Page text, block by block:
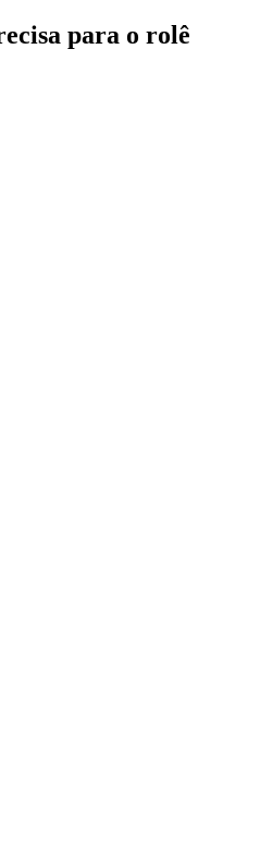
para o rolê